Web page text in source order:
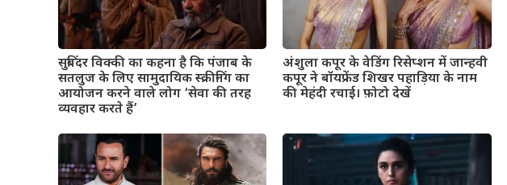
सुबिंदर विक्की का कहना है कि पंजाब के
सतलुज के लिए सामुदायिक स्क्रीनिंग का
आयोजन करने वाले लोग ‘सेवा की तरह
व्यवहार करते हैं’
अंशुला कपूर के वेडिंग रिसेप्शन में जान्हवी
कपूर ने बॉयफ्रेंड शिखर पहाड़िया के नाम
की मेहंदी रचाई। फ़ोटो देखें